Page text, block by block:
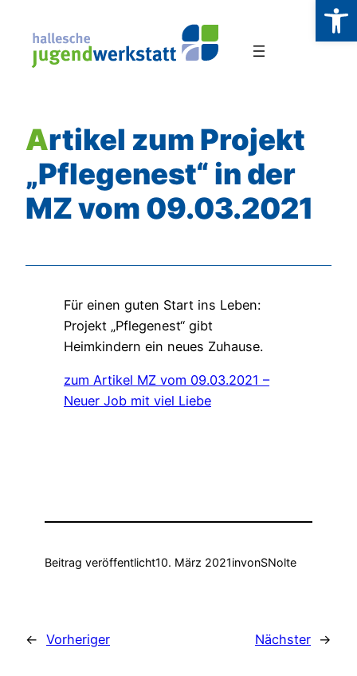
Inhalt
springen
Artikel zum Projekt
„Pflegenest“ in der
MZ vom 09.03.2021
Für einen guten Start ins Leben:
Projekt „Pflegenest“ gibt
Heimkindern ein neues Zuhause.
zum Artikel MZ vom 09.03.2021 –
Neuer Job mit viel Liebe
Beitrag veröffentlicht10. März 2021invonSNolte
← Vorheriger Nächster →